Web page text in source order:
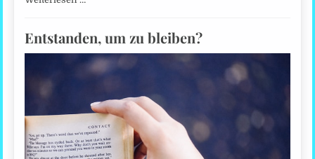
Entstanden, um zu bleiben?